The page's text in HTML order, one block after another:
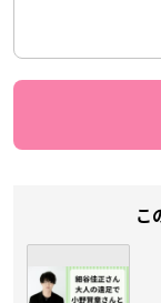
こ